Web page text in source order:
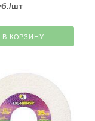
/шт
В КОРЗИНУ